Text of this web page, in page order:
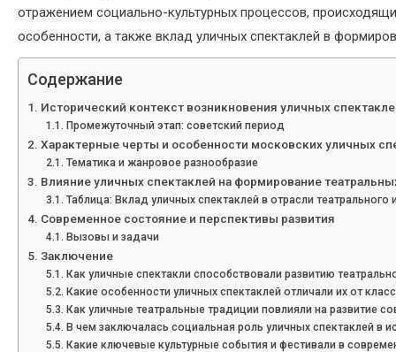
отражением социально-культурных процессов,
особенности, а также вклад уличных спектаклей в
Содержание
Исторический контекст возникновения уличных
Промежуточный этап: советский период
Характерные черты и особенности московских уличных
Тематика и жанровое разнообразие
Влияние уличных спектаклей на формирование
Таблица: Вклад уличных спектаклей в отрасли
Современное состояние и перспективы развития
Вызовы и задачи
Заключение
Как уличные спектакли способствовали развитию
Какие особенности уличных спектаклей отличали их от
Как уличные театральные традиции повлияли на развитие
В чем заключалась социальная роль уличных спектаклей в
Какие ключевые культурные события и фестивали в